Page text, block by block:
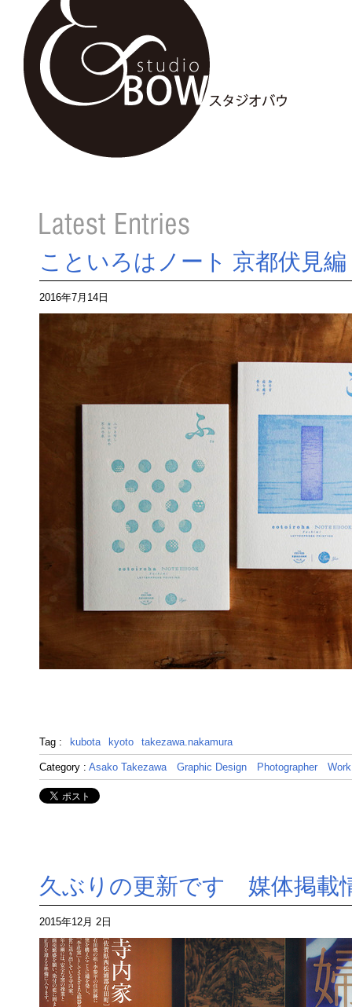
こといろはノート 京都伏見編
2016年7月14日
Tag : kubota kyoto takezawa.nakamura
Category : Asako Takezawa Graphic Design Photographer Work
久ぶりの更新です 媒体掲載
2015年12月 2日